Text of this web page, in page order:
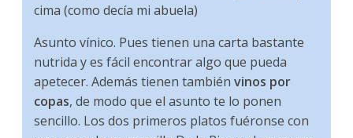
cima (como decía mi abuela)
Asunto vínico. Pues tienen una carta bastante
nutrida y es fácil encontrar algo que pueda
apetecer. Además tienen tambiénvinos por
copas, de modo que el asunto te lo ponen
sencillo. Los dos primeros platos fuéronse con